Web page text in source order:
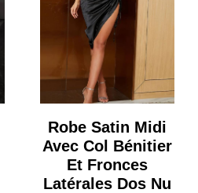
Robe Satin Midi
Avec Col Bénitier
Et Fronces
Latérales Dos Nu